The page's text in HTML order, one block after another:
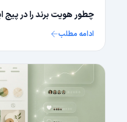
چطور هویت برند را در پیج
ادامه مطلب